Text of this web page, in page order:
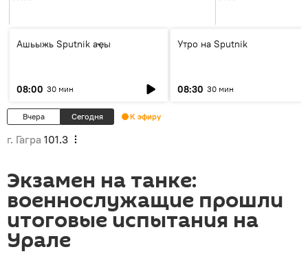
Ашьыжь Sputnik аҿы
08:00 30 мин
Утро на Sputnik
08:30 30 мин
Вчера Сегодня К эфиру
г. Гагра 101.3
Экзамен на танке:
военнослужащие прошли
итоговые испытания на
Урале